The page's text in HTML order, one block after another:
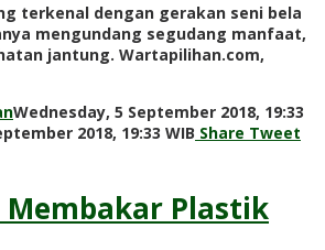
terkenal dengan gerakan seni bela
mengundang segudang manfaat,
jantung. Wartapilihan.com,
Wednesday, 5 September 2018, 19:33
2018, 19:33 WIB by
Share Tweet
Membakar Plastik